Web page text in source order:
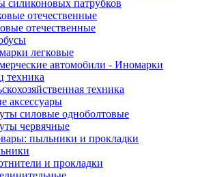
силиконовых патрубков
отечественные
отечественные
легковые
автомобили - Иномарки
техника
техника
аксессуары
силовые одноболтовые
червячные
пыльники и прокладки
и прокладки